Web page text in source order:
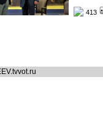
413